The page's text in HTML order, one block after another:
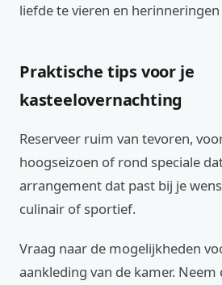
liefde te vieren en
Praktische tips voor je
kasteelovernachting
Reserveer ruim van tevoren,
hoogseizoen of rond speciale
arrangement dat past bij je
culinair of sportief.
Vraag naar de mogelijkheden
aankleding van de kamer.